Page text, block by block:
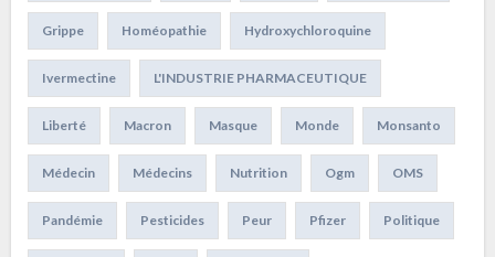
Grippe Homéopathie Hydroxychloroquine
Ivermectine L'INDUSTRIE PHARMACEUTIQUE
Liberté Macron Masque Monde Monsanto
Médecin Médecins Nutrition Ogm OMS
Pandémie Pesticides Peur Pfizer Politique